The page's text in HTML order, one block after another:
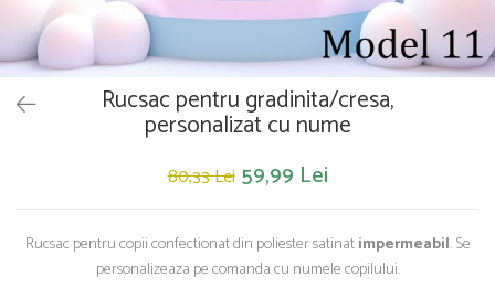
Papusi si accesorii
Trotinete
Trenulete si masinute
Unelte si bancuri de lucru
Rucsac pentru gradinita/cresa,
personalizat cu nume
80,33 Lei 59,99 Lei
Rucsac pentru copii confectionat din poliester satinatimpermeabil. Se
personalizeaza pe comanda cu numele copilului.